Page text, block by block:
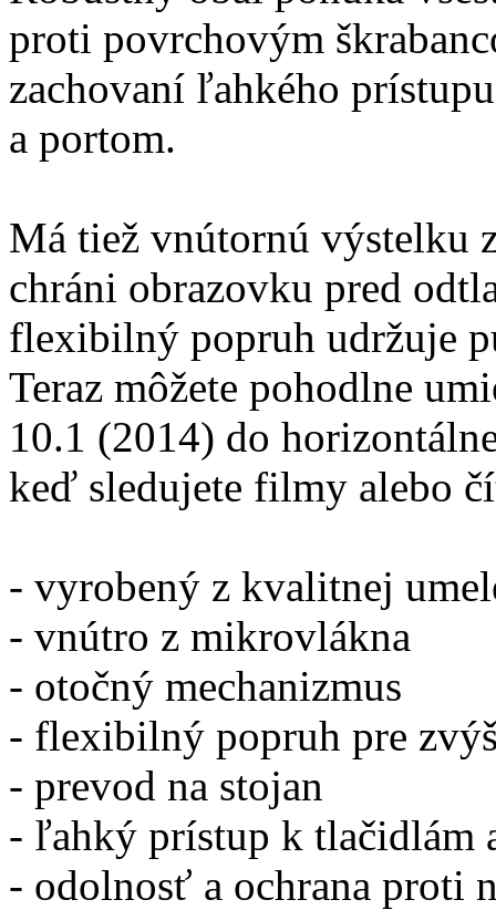
proti povrchovým
zachovaní ľahkého
a portom.
Má tiež vnútornú výstelku
chráni obrazovku pred
flexibilný popruh udržuje
Teraz môžete pohodlne
10.1 (2014) do
keď sledujete filmy alebo
- vyrobený z kvalitnej
- vnútro z mikrovlákna
- otočný mechanizmus
- flexibilný popruh pre
- prevod na stojan
- ľahký prístup k tlačidlám
- odolnosť a ochrana proti